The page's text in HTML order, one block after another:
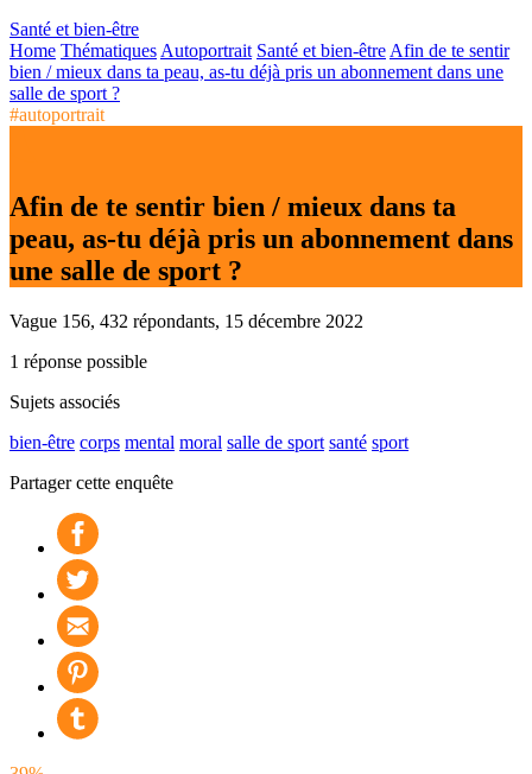
Santé et bien-être
Home Thématiques Autoportrait Santé et bien-être Afin de te sentir
bien / mieux dans ta peau, as-tu déjà pris un abonnement dans une
salle de sport ?
#autoportrait
Afin de te sentir bien / mieux dans ta
peau, as-tu déjà pris un abonnement dans
une salle de sport ?
Vague 156, 432 répondants, 15 décembre 2022
1 réponse possible
Sujets associés
bien-être corps mental moral salle de sport santé sport
Partager cette enquête